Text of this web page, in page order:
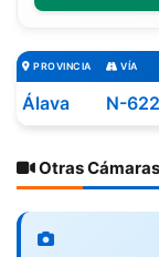
PROVINCIA VÍA
Álava N-622
Otras